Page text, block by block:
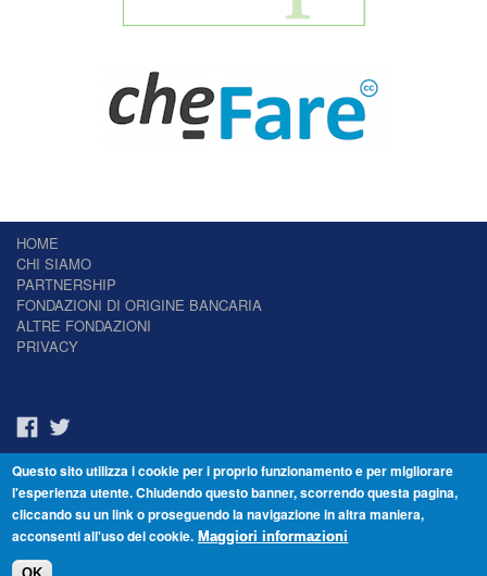
HOME
CHI SIAMO
PARTNERSHIP
FONDAZIONI DI ORIGINE BANCARIA
ALTRE FONDAZIONI
PRIVACY
Il Giornale delle Fondazioni - Periodico telematico
Reg. Tribunale n.7 del 22/07/2014 – ISSN 2421-2466
© Fondazione Venezia 2000 - Dorsoduro 3488/U - 30123 Venezia - Italia -
Questo sito utilizza i cookie per i proprio funzionamento e per migliorare
l'esperienza utente. Chiudendo questo banner, scorrendo questa pagina,
cliccando su un link o proseguendo la navigazione in altra maniera,
acconsenti all'uso dei cookie. Maggiori informazioni